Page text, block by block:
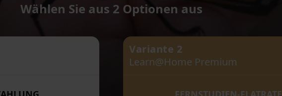
Wählen Sie aus 2 Optionen aus
Variante 2
Learn@Home Premium